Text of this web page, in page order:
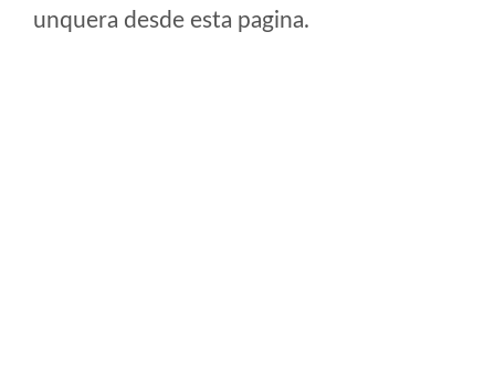
unquera desde esta pagina.